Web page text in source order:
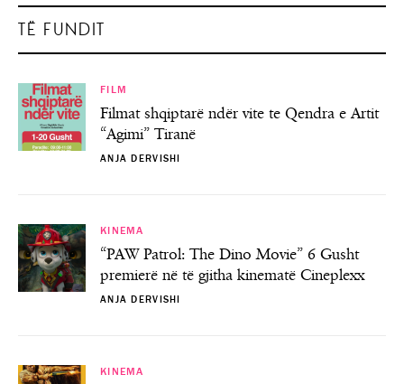
TË FUNDIT
FILM
Filmat shqiptarë ndër vite te Qendra e Artit
“Agimi” Tiranë
ANJA DERVISHI
KINEMA
“PAW Patrol: The Dino Movie” 6 Gusht
premierë në të gjitha kinematë Cineplexx
ANJA DERVISHI
KINEMA